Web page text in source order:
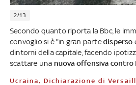
2/13
Secondo quanto riporta la Bbc, le
convoglio si è "in gran partedisperso
dintorni della capitale, facendo
scattare una nuova offensiva contro
Ucraina, Dichiarazione di Versailles dei leader Ue: